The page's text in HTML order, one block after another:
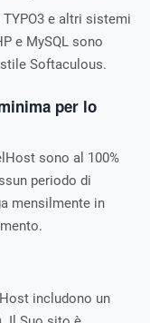
e altri sistemi
e MySQL sono
Softaculous.
per lo
sono al 100%
periodo di
mensilmente in
includono un